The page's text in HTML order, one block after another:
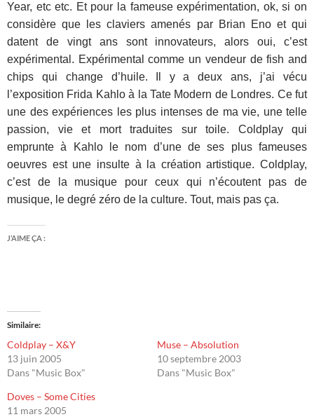
Year, etc etc. Et pour la fameuse expérimentation, ok, si on
considère que les claviers amenés par Brian Eno et qui
datent de vingt ans sont innovateurs, alors oui, c’est
expérimental. Expérimental comme un vendeur de fish and
chips qui change d’huile.
Il y a deux ans, j’ai vécu
l’exposition Frida Kahlo à la Tate Modern de Londres. Ce fut
une des expériences les plus intenses de ma vie, une telle
passion, vie et mort traduites sur toile. Coldplay qui
emprunte à Kahlo le nom d’une de ses plus fameuses
oeuvres est une insulte à la création artistique. Coldplay,
c’est de la musique pour ceux qui n’écoutent pas de
musique, le degré zéro de la culture. Tout, mais pas ça.
J’AIME ÇA :
Similaire
Coldplay – X&Y
13 juin 2005
Dans "Music Box"
Muse – Absolution
10 septembre 2003
Dans "Music Box"
Doves – Some Cities
11 mars 2005